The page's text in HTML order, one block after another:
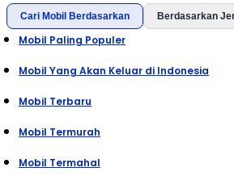
Cari Mobil Berdasarkan Berdasarkan
Mobil Paling Populer
Mobil Yang Akan Keluar di Indonesia
Mobil Terbaru
Mobil Termurah
Mobil Termahal